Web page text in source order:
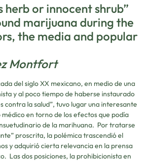
herb or innocent shrub”
marijuana during the
the media and popular
Montfort
del siglo XX mexicano, en medio de una
y al poco tiempo de haberse instaurado
contra la salud”, tuvo lugar una interesante
médico en torno de los efectos que podía
de la marihuana. Por tratarse
proscrita, la polémica trascendió el
y adquirió cierta relevancia en la prensa
Las dos posiciones, la prohibicionista en